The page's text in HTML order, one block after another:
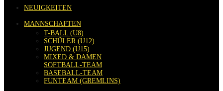
NEUIGKEITEN
MANNSCHAFTEN
T-BALL (U8)
SCHÜLER (U12)
JUGEND (U15)
MIXED & DAMEN
SOFTBALL-TEAM
BASEBALL-TEAM
FUNTEAM (GREMLINS)